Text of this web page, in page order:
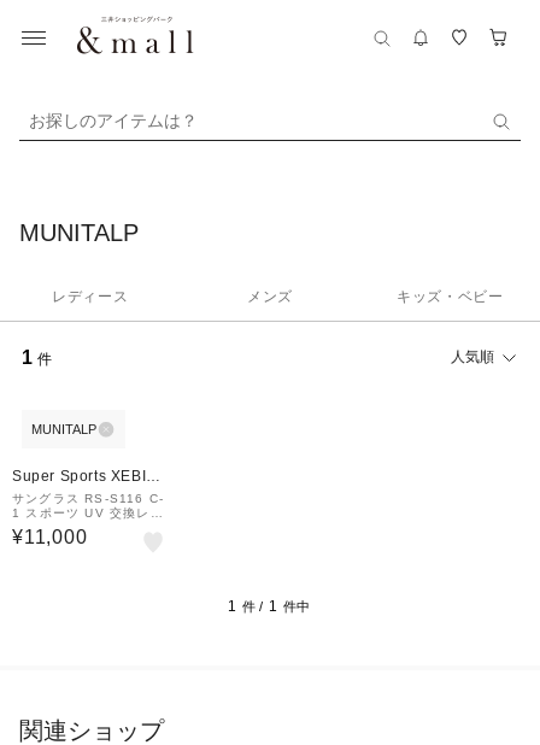
お探しのアイテムは？
MUNITALP
レディース メンズ キッズ・ベビー
1 件 人気順
MUNITALP
Super Sports XEBIO
&mall店
サングラス RS-S116 C-
1 スポーツ UV 交換レン
ズ付き 偏光 調光
¥11,000
1 件 / 1 件中
関連ショップ